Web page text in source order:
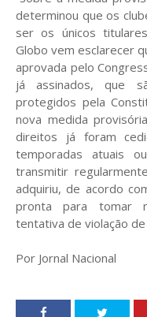
determinou que os
ser os únicos
Globo vem esclarecer
aprovada pelo
já assinados, que
protegidos pela
nova medida
direitos já foram
temporadas atuais
transmitir
adquiriu, de acordo
pronta para tomar
tentativa de violação
Por Jornal Nacional